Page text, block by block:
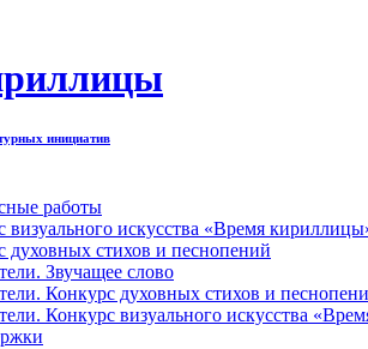
инициатив
работы
визуального искусства «Время
духовных стихов и песнопений
Звучащее слово
Конкурс духовных стихов и
Конкурс визуального искусства